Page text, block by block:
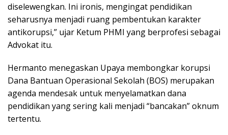
diselewengkan. Ini ironis, mengingat pendidikan
seharusnya menjadi ruang pembentukan karakter
antikorupsi,” ujar Ketum PHMI yang berprofesi sebagai
Advokat itu.
Hermanto menegaskan Upaya membongkar korupsi
Dana Bantuan Operasional Sekolah (BOS) merupakan
agenda mendesak untuk menyelamatkan dana
pendidikan yang sering kali menjadi “bancakan” oknum
tertentu.